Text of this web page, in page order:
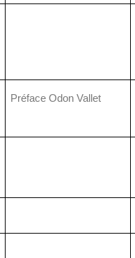
Préface Odon Vallet